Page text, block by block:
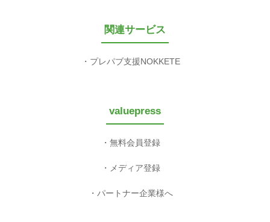
関連サービス
プレパブ支援NOKKETE
valuepress
無料会員登録
メディア登録
パートナー企業様へ